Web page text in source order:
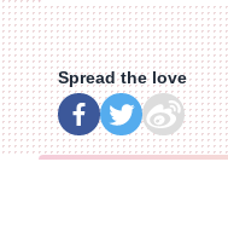
Spread the love